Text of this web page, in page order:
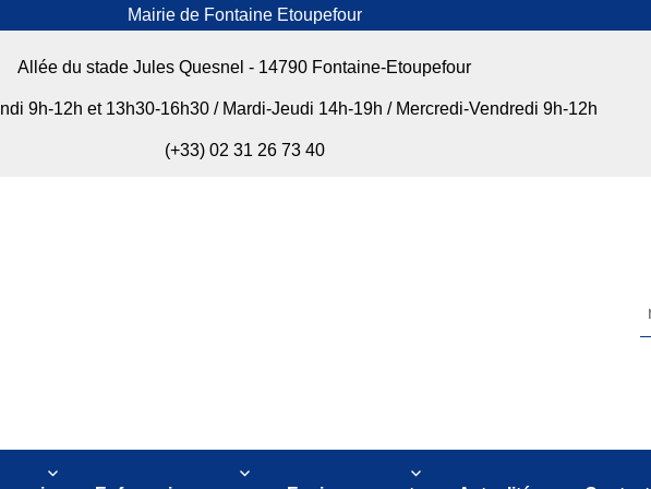
Mairie de Fontaine Etoupefour
Allée du stade Jules Quesnel - 14790 Fontaine-Etoupefour
9h-12h et 13h30-16h30 / Mardi-Jeudi 14h-19h / Mercredi-Vendredi 9h-12h
(+33) 02 31 26 73 40